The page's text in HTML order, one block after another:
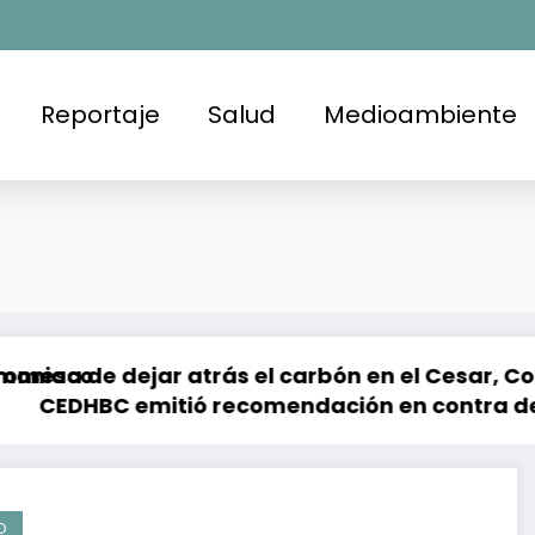
Reportaje Salud Medioambiente
atrás el carbón en el Cesar, Colombia
recomendación en contra de la FGE y la
Brote de